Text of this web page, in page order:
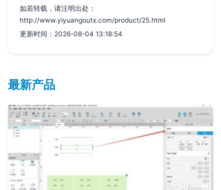
如若转载，请注明出处：
http://www.yiyuangoutx.com/product/25.html
更新时间：2026-08-04 13:18:54
最新产品